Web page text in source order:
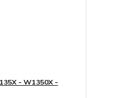
- W1350X -